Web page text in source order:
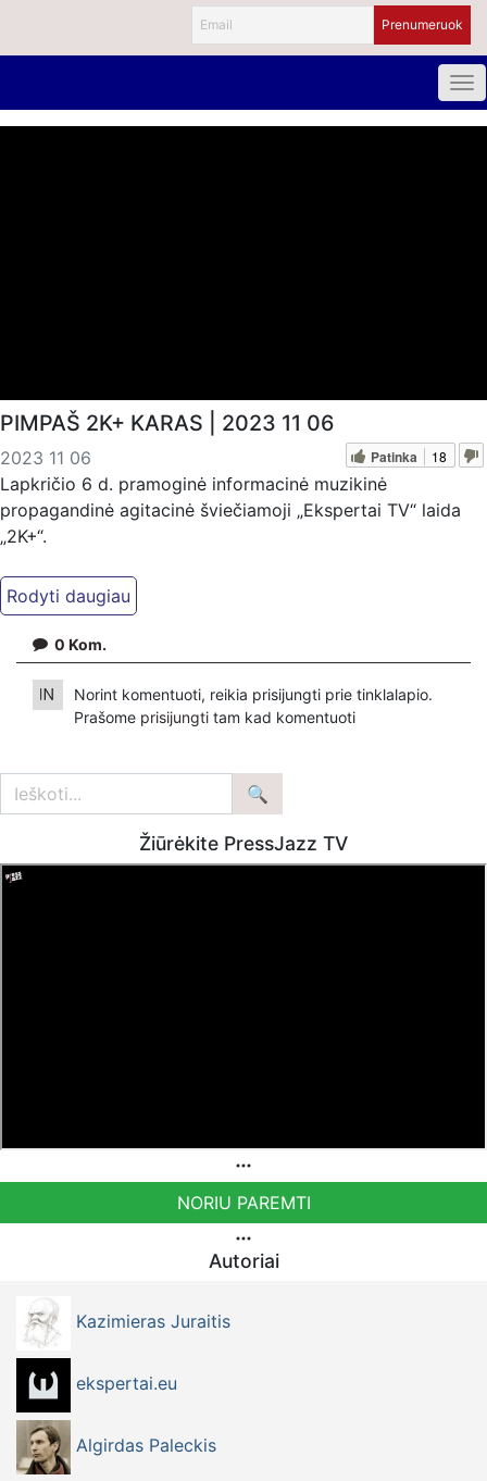
PIMPAŠ 2K+ KARAS | 2023 11 06
2023 11 06 Patinka 18
Lapkričio 6 d. pramoginė informacinė muzikinė
propagandinė agitacinė šviečiamoji „Ekspertai TV“ laida
„2K+“.
Kiti mūsų kanalai:
Ekspertai.eu Telegram'e – https://t.me/ekspertaiTelegram
https://www.ekspertai.eu
Mūsų veikla galima tik dėka skaitytojų ir žiūrovų, mus
VšĮ „Ekspertai.eu“ per PayPal paspaudę šią nuorodą –
https://www.paypal.com/paypalme/Ekspertaieu?
0 Kom.
Norint komentuoti, reikia prisijungti prie tinklalapio.
Prašome prisijungti tam kad komentuoti
Žiūrėkite PressJazz TV
NORIU PAREMTI
Autoriai
Kazimieras Juraitis
ekspertai.eu
Algirdas Paleckis